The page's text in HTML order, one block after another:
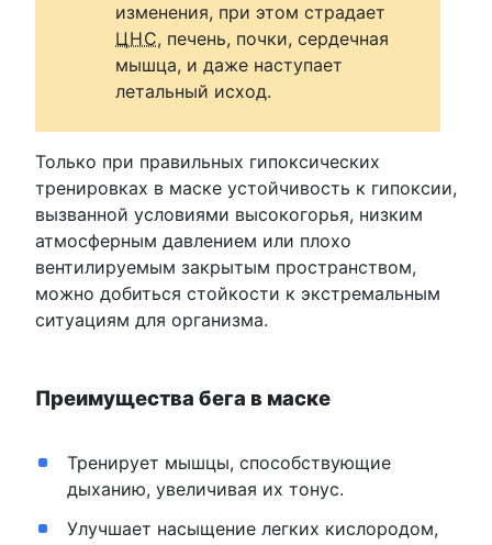
изменения, при этом страдает
ЦНС, печень, почки, сердечная
мышца, и даже наступает
летальный исход.
Только при правильных гипоксических
тренировках в маске устойчивость к гипоксии,
вызванной условиями высокогорья, низким
атмосферным давлением или плохо
вентилируемым закрытым пространством,
можно добиться стойкости к экстремальным
ситуациям для организма.
Преимущества бега в маске
Тренирует мышцы, способствующие
дыханию, увеличивая их тонус.
Улучшает насыщение легких кислородом,